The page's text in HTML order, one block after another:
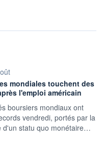
par
mondiales touchent des
l'emploi américain
boursiers mondiaux ont
vendredi, portés par la
d'un statu quo monétaire…